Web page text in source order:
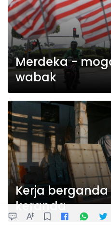
Merdeka -
wabak
Kerja
keranda